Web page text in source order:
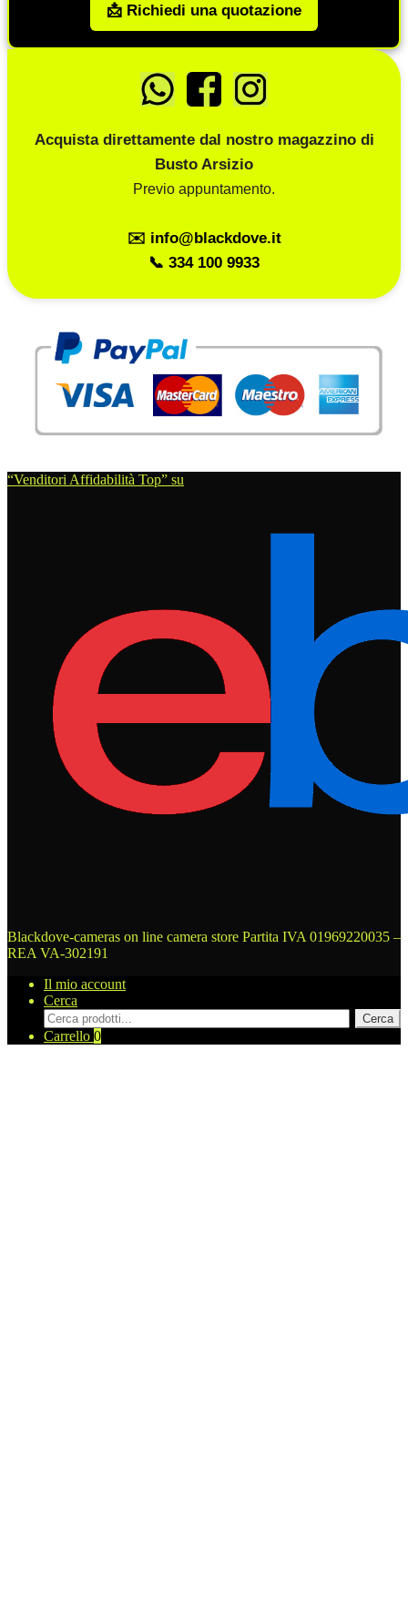
📩 Richiedi una quotazione
Acquista direttamente dal nostro magazzino di
Busto Arsizio
Previo appuntamento.
✉️ info@blackdove.it
📞 334 100 9933
“Venditori Affidabilità Top” su
Blackdove-cameras on line camera store Partita IVA 01969220035 –
REA VA-302191
Il mio account
Cerca
Cerca
prodotti
Cerca
Carrello 0